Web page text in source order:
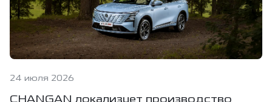
24 июля 2026
CHANGAN локализует производство